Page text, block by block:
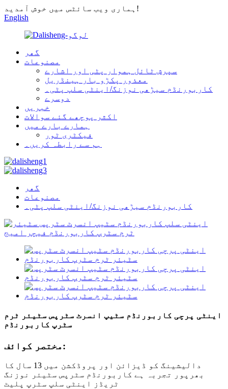
ہماری ویب سائٹس میں خوش آمدید!
English
گھر
مصنوعات
سپرش ٹائل ہموار پٹی اور اشارے
معذور پکڑو بار ہینڈریل
کاربورنڈم سیڑھی نوزنگ/اینٹی سلپ پٹی۔
دوسرے
خبریں
اکثر پوچھے گئے سوالات
ہمارے بارے میں
فیکٹری ٹور
ہم سے رابطہ کریں۔
گھر
مصنوعات
کاربورنڈم سیڑھی نوزنگ/اینٹی سلپ پٹی۔
اینٹی پرچی کاربورنڈم سٹیپ انسرٹ سٹرپس سٹیئر ٹرم
سٹرپ کاربورنڈم
مختصر کوائف:
دالیشینگ کو ڈیزائن اور پروڈکشن میں 13 سال کا
بھرپور تجربہ ہے کاربورنڈم سٹرپس سٹیئر نوزنگ
ٹریڈز اینٹی سلپ سٹرپ پلیٹ